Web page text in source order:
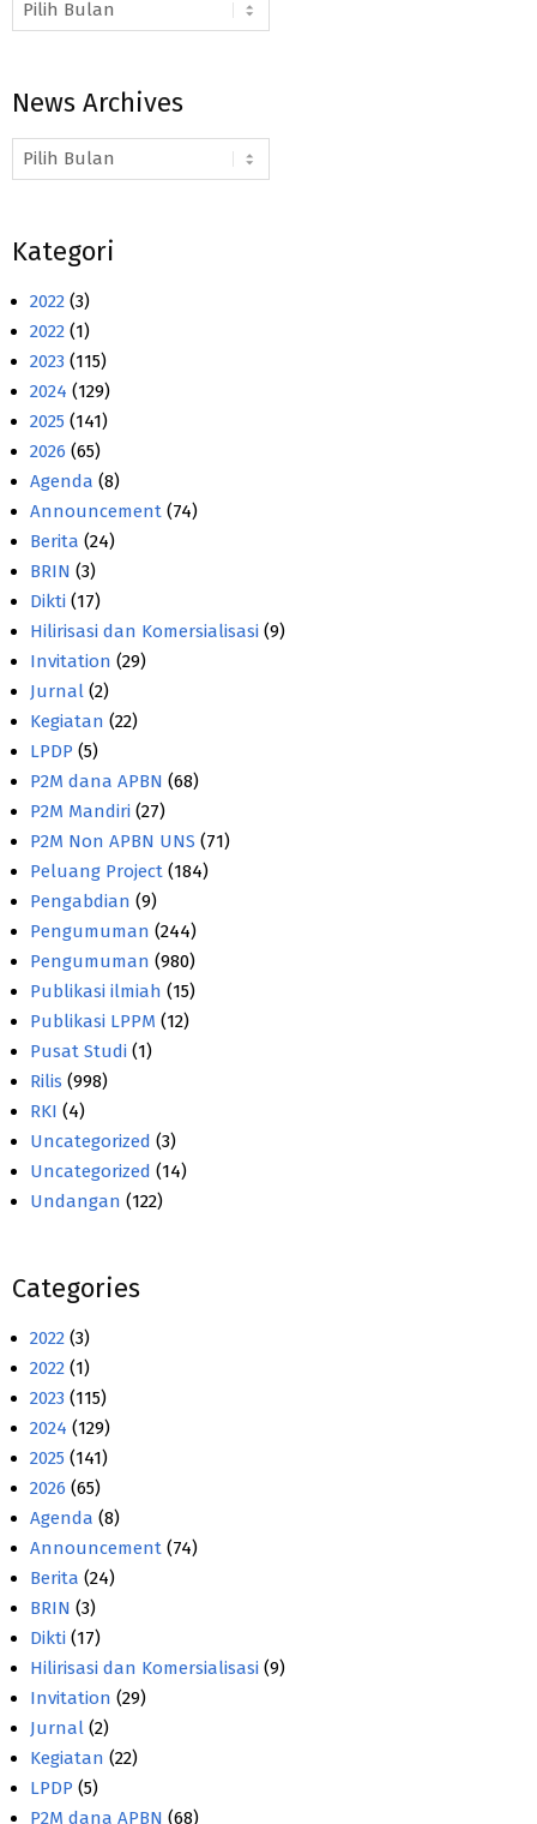
Berita
News Archives
News
Archives
Kategori
2022 (3)
2022 (1)
2023 (115)
2024 (129)
2025 (141)
2026 (65)
Agenda (8)
Announcement (74)
Berita (24)
BRIN (3)
Dikti (17)
Hilirisasi dan Komersialisasi (9)
Invitation (29)
Jurnal (2)
Kegiatan (22)
LPDP (5)
P2M dana APBN (68)
P2M Mandiri (27)
P2M Non APBN UNS (71)
Peluang Project (184)
Pengabdian (9)
Pengumuman (244)
Pengumuman (980)
Publikasi ilmiah (15)
Publikasi LPPM (12)
Pusat Studi (1)
Rilis (998)
RKI (4)
Uncategorized (3)
Uncategorized (14)
Undangan (122)
Categories
2022 (3)
2022 (1)
2023 (115)
2024 (129)
2025 (141)
2026 (65)
Agenda (8)
Announcement (74)
Berita (24)
BRIN (3)
Dikti (17)
Hilirisasi dan Komersialisasi (9)
Invitation (29)
Jurnal (2)
Kegiatan (22)
LPDP (5)
P2M dana APBN (68)